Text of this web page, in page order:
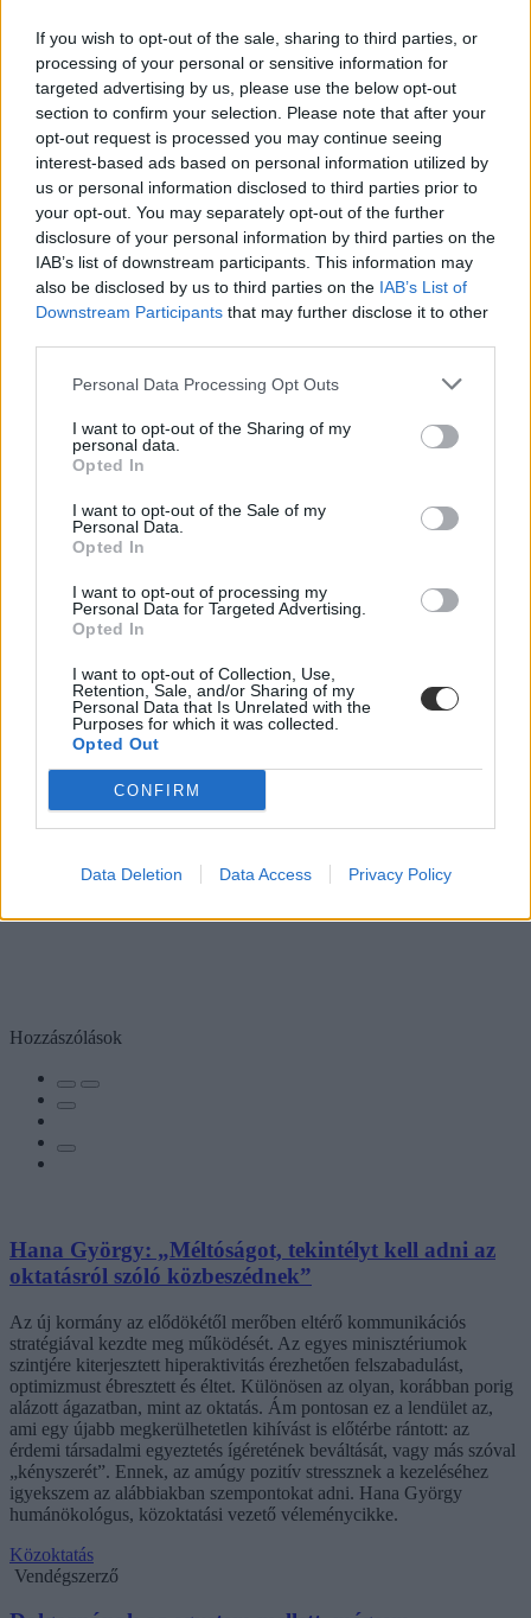
If you wish to opt-out of the sale, sharing to third parties, or
processing of your personal or sensitive information for
targeted advertising by us, please use the below opt-out
section to confirm your selection. Please note that after your
opt-out request is processed you may continue seeing
interest-based ads based on personal information utilized by
us or personal information disclosed to third parties prior to
your opt-out. You may separately opt-out of the further
disclosure of your personal information by third parties on the
IAB’s list of downstream participants. This information may
also be disclosed by us to third parties on the IAB’s List of
Downstream Participants that may further disclose it to other
Personal Data Processing Opt Outs
I want to opt-out of the Sharing of my
personal data.
Opted In
I want to opt-out of the Sale of my
Personal Data.
Opted In
I want to opt-out of processing my
Personal Data for Targeted Advertising.
Opted In
I want to opt-out of Collection, Use,
Retention, Sale, and/or Sharing of my
Personal Data that Is Unrelated with the
Purposes for which it was collected.
Opted Out
CONFIRM
Data Deletion Data Access Privacy Policy
Hozzászólások
Hana György: „Méltóságot, tekintélyt kell adni az
oktatásról szóló közbeszédnek”
Az új kormány az elődökétől merőben eltérő kommunikációs
stratégiával kezdte meg működését. Az egyes minisztériumok
szintjére kiterjesztett hiperaktivitás érezhetően felszabadulást,
optimizmust ébresztett és éltet. Különösen az olyan, korábban porig
alázott ágazatban, mint az oktatás. Ám pontosan ez a lendület az,
ami egy újabb megkerülhetetlen kihívást is előtérbe rántott: az
érdemi társadalmi egyeztetés ígéretének beváltását, vagy más szóval
„kényszerét”. Ennek, az amúgy pozitív stressznek a kezeléséhez
igyekszem az alábbiakban szempontokat adni. Hana György
humánökológus, közoktatási vezető véleménycikke.
Közoktatás
Vendégszerző